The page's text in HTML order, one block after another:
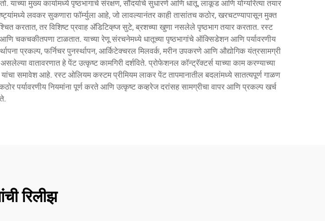
मुख्य कार्यामध्ये पृष्ठभागाचे संरक्षण, सौंदर्याचे सुधारणे आणि धातू, लाकूड आणि योग्यरित्या तयार
लवकर सुकणारा फॉर्म्युला आहे, जो लावल्यानंतर काही तासांतच कठोर, खरचटण्यापासून मुक्त
करतात, तर विशिष्ट प्रवाह अ‍ॅडिटिव्ह्ज सुटे, ब्रशच्या खुणा नसलेले पृष्ठभाग तयार करतात. रस्ट
चकचकीतपणा टाळतात. याच्या रेणू संरचनेमध्ये धातूच्या पृष्ठभागांचे ऑक्सिडेशन आणि पर्यावरणीय
प्रकल्प, फर्निचर पुनर्स्थापन, आर्किटेक्चरल मिलवर्क, मरीन उपकरणे आणि औद्योगिक यंत्रसामग्री
वातावरणात हे पेंट उत्कृष्ट कामगिरी दर्शविते. प्रोफेशनल कॉन्ट्रॅक्टर्स याच्या काम करण्याच्या
समावेश आहे. रस्ट ओलियम कस्टम प्रीमियम लाकर पेंट तापमानातील बदलांमध्ये सातत्यपूर्ण गाळण
पर्यावरणीय नियमांना पूर्ण करते आणि उत्कृष्ट कव्हरेज दरांसह सामग्रीचा वापर आणि प्रकल्प खर्च
रिलीझ